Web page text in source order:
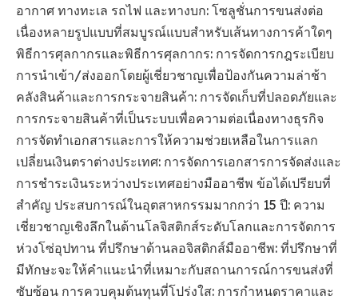
อากาศ ทางทะเล รถไฟ และทางบก: โซลูชั่นการขนส่งต่อ
เนื่องหลายรูปแบบที่สมบูรณ์แบบสำหรับเส้นทางการค้าใดๆ
พิธีการศุลกากรและพิธีการศุลกากร: การจัดการกฎระเบียบ
การนำเข้า/ส่งออกโดยผู้เชี่ยวชาญเพื่อป้องกันความล่าช้า
คลังสินค้าและการกระจายสินค้า: การจัดเก็บที่ปลอดภัยและ
การกระจายสินค้าที่เป็นระบบเพื่อความต่อเนื่องทางธุรกิจ
การจัดทำเอกสารและการให้ความช่วยเหลือในการแลก
เปลี่ยนเงินตราต่างประเทศ: การจัดการเอกสารการจัดส่งและ
การชำระเงินระหว่างประเทศอย่างมืออาชีพ ข้อได้เปรียบที่
สำคัญ ประสบการณ์ในอุตสาหกรรมมากกว่า 15 ปี: ความ
เชี่ยวชาญเชิงลึกในด้านโลจิสติกส์ระดับโลกและการจัดการ
ห่วงโซ่อุปทาน ที่ปรึกษาด้านลอจิสติกส์มืออาชีพ: ที่ปรึกษาที่
มีทักษะจะให้คำแนะนำที่เหมาะกับสถานการณ์การขนส่งที่
ซับซ้อน การควบคุมต้นทุนที่โปร่งใส: การกำหนดราคาและ